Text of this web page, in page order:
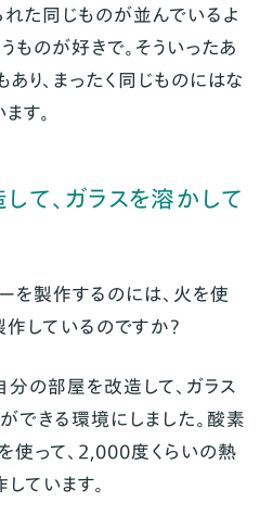
た同じものが並んでいるよ
ものが好きで。そういったあ
り、まったく同じものにはな
す。
て、ガラスを溶かして
を製作するのには、火を使
しているのですか？
の部屋を改造して、ガラス
できる環境にしました。酸素
使って、2,000度くらいの熱
ています。